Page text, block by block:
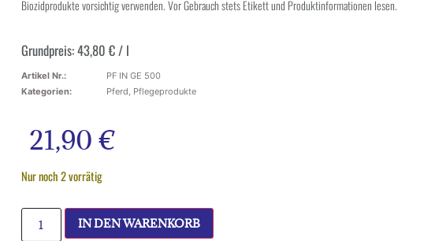
Biozidprodukte vorsichtig verwenden. Vor Gebrauch stets Etikett und Produktinformationen lesen.
Grundpreis:43,80€ / l
Artikel Nr.:
PF IN GE 500
Kategorien:
Pferd Pflegeprodukte
21,90 €
Nur noch 2 vorrätig
IN DEN WARENKORB